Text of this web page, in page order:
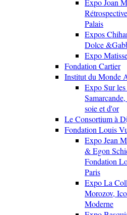
Expo Joan
Palais
Expos
Dolce
Expo
Fondation Cartier
Institut du Monde
Expo Sur
soie et d'or
Le Consortium à
Fondation Louis
Expo Jean
& Egon
Fondation
Paris
Expo La
Morozov,
Moderne